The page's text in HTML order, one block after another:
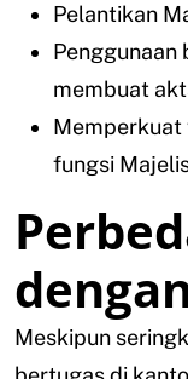
Pelantikan
Penggunaan
membuat
Memperkuat
fungsi
Meskipun